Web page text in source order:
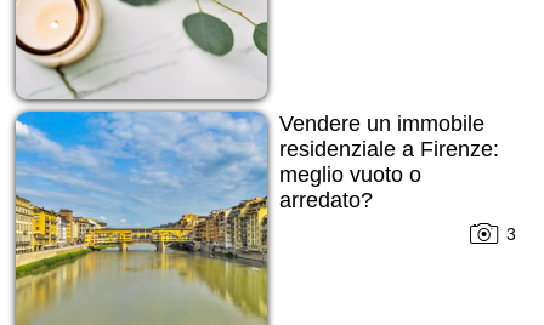
Vendere un immobile
residenziale a Firenze:
meglio vuoto o
arredato?
3